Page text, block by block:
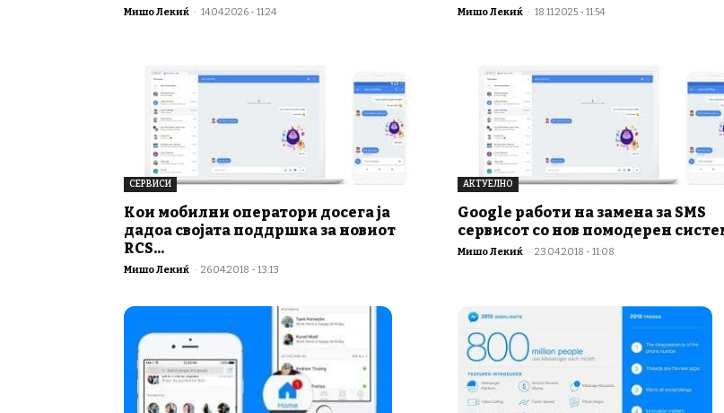
Мишо Лекиќ - 14.04.2026 - 11:24 Мишо Лекиќ - 18.11.2025 - 11:54
СЕРВИСИ
Кои мобилни оператори досега ја
дадоа својата поддршка за новиот
RCS...
Мишо Лекиќ - 26.04.2018 - 13:13
АКТУЕЛНО
Google работи на замена за SMS
сервисот со нов помодерен
Мишо Лекиќ - 23.04.2018 - 11:08